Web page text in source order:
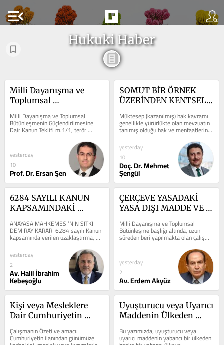
menu_open
Hukuki Haber
Milli Dayanışma ve
Toplumsal
Güçlendirilmesine Dair
Kanun Teklifinin
Değerlendirilmesi - 2
Milli Dayanışma ve Toplumsal
Bütünleşmenin Güçlendirilmesine
Dair Kanun Teklifi m.1/1, terör
örgütünün tüm varlığına son verdiği
yesterday
10
Prof. Dr. Ersan Şen
SOMUT BİR ÖRNEK
ÜZERİNDEN KENTSEL
MÜKTESEP
(KAZANILMIŞ) HAK ve
Müktesep (kazanılmış) hak kavramı
genellikle yürürlükte olan mevzuatın
tanımış olduğu hak ve menfaatlerin
daha sonradan yapılacak...
yesterday
10
Doç. Dr. Mehmet
Şengül
6284 SAYILI KANUN
KAPSAMINDAKİ
TEDBİR KARARLARINA
İTİRAZDA KALIP
GEREKÇE YETERLİ Mİ?
ANAYASA MAHKEMESİ’NİN SITKI
DEMİRAY KARARI 6284 sayılı Kanun
kapsamında verilen uzaklaştırma,
yaklaşmama ve iletişim araçlarıyla...
yesterday
2
Av. Halil İbrahim
Kebeşoğlu
ÇERÇEVE YASADAKİ
YASA DIŞI MADDE VE
Milli Dayanışma ve Toplumsal
Bütünleşme başlığı altında, uzun
süreden beri yapılmakta olan çalışma
ve hareketler toplumda bir takım...
yesterday
2
Av. Erdem Akyüz
Kişi veya Mesleklere
Dair Cumhuriyetin
İlanından Günümüze
KANUNLARDAKİ ÖZEL
Çalışmanın Özeti ve amacı:
Cumhuriyetin ilanından günümüze
Uyuşturucu veya Uyarıcı
Maddenin Ülkeden
Durumunda Failin Ceza
Bu yazımızda; uyuşturucu veya
uyarıcı maddenin yabancı bir ülkeden